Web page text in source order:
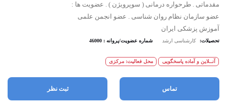
مقدماتی . طرحواره درمانی ( سوپرویژن ) . عضویت ها :
عضو سازمان نظام روان شناسی . عضو انجمن علمی
آموزش پزشکی ایران
تحصیلات: کارشناسی ارشد شماره عضویت/پروانه : 46000
آنــلاین و آماده پاسخگویی محل فعالیت: مرکزی
تماس ثبت نظر